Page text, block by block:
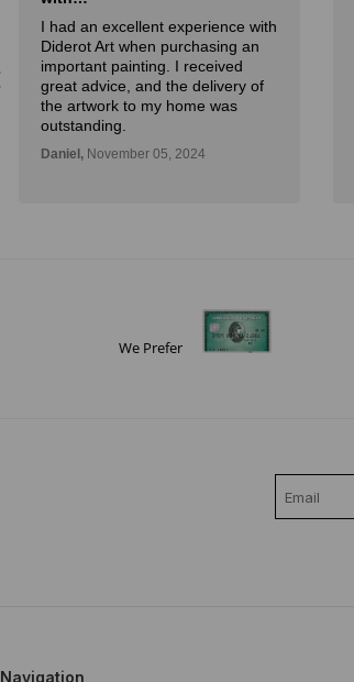
I had an excellent experience with
Diderot Art when purchasing an
important painting. I received
great advice, and the delivery of
the artwork to my home was
outstanding.
Daniel, November 05, 2024
We Prefer
Navigation